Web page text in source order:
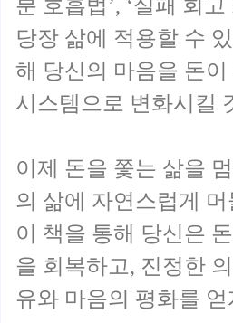
분 호흡법’, ‘실패 회
당장 삶에 적용할 수
해 당신의 마음을 돈
시스템으로 변화시킬
이제 돈을 쫓는 삶을
의 삶에 자연스럽게
이 책을 통해 당신은
을 회복하고, 진정한